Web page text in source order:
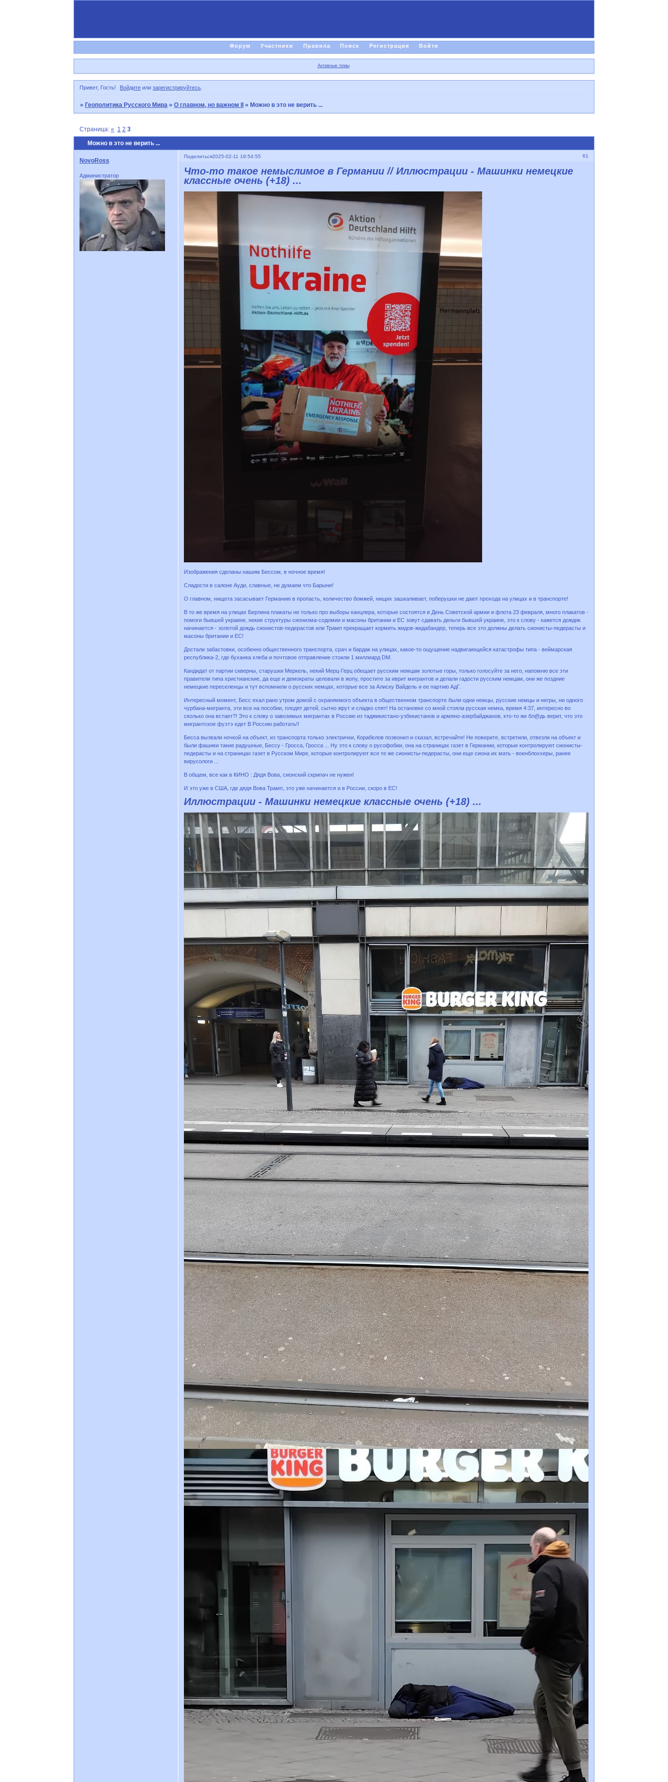
Форум Участники Правила Поиск Регистрация Войти
Активные темы
Привет, Гость! Войдите илизарегистрируйтесь.
» Геополитика Русского Мира » О главном, но важном II » Можно в это не верить ...
Можно в это не верить ...
Страница: « 1 2 3
Поделиться 61
2025-02-11 19:54:55
NovoRoss
Администратор
Что-то такое немыслимое в Германии // Иллюстрации - Машинки немецкие
классные очень (+18) ...
Изображения сделаны нашим Бессом, в ночное время!
Сладости в салоне Ауди, славные, не думаем что Барыне!
О главном, нищета засасывает Германию в пропасть, количество бомжей, нищих зашкаливает, поберушки не дают прохода на улицах и в транспорте!
В то же время на улицах Берлина плакаты не только про выборы канцлера, которые состоятся в День Советской армии и флота 23 февраля, много плакатов -
помоги бывшей украине, некие структуры сионизма-содомии и масоны британии и ЕС зовут сдавать деньги бывшей украине, это к слову - кажется дождик
начинается - золотой дождь сионистов-педерастов или Трамп прекращает кормить жидов-жидабандер, теперь все это должны делать сионисты-педерасты и
масоны британии и ЕС!
Достали забастовки, особенно общественного транспорта, срач и бардак на улицах, какое-то ощущение надвигающейся катастрофы типа - веймарская
республика-2, где буханка хлеба и почтовое отправление стоили 1 миллиард DM.
Кандидат от партии скверны, старушки Меркель, некий Мерц-Герц обещает русским немцам золотые горы, только голосуйте за него, напомню все эти
правители типа христианские, да еще и демократы целовали в жопу, простите за иврит мигрантов и делали гадости русским немцам, они же поздние
немецкие переселенцы и тут вспомнили о русских немцах, которые все за Алиску Вайдель и ее партию АдГ.
Интересный момент, Бесс ехал рано утром домой с охраняемого объекта в общественном транспорте были одни немцы, русские немцы и негры, ни одного
чурбана-мигранта, эти все на пособии, плодят детей, сытно жрут и сладко спят! На остановке со мной стояла русская немка, время 4:37, интересно во
сколько она встает?! Это к слову о завозимых мигрантах в Россию из таджикистано-узбекистанов и армяно-азербайджанов, кто-то же бл@дь верит, что это
мигрантское фуэтэ едет В Россию работать!!
Бесса вызвали ночкой на объект, из транспорта только электрички, Корабелов позвонил и сказал, встречайте! Не поверите, встретили, отвезли на объект и
были фашики такие радушные, Бессу - Гросса, Гросса ... Ну это к слову о русофобии, она на страницах газет в Германии, которые контролируют сионисты-
педерасты и на страницах газет в Русском Мире, которые контролируют все те же сионисты-педерасты, они еще сиона их мать - военблоххеры, ранее
вирусологи ...
В общем, все как в КИНО : Дядя Вова, сионский скрипач не нужен!
И это уже в США, где дядя Вова Трамп, это уже начинается и в России, скоро в ЕС!
Иллюстрации - Машинки немецкие классные очень (+18) ...